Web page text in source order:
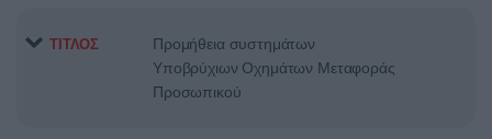
ΤΙΤΛΟΣ
Προμήθεια συστημάτων
Υποβρύχιων Οχημάτων Μεταφοράς
Προσωπικού